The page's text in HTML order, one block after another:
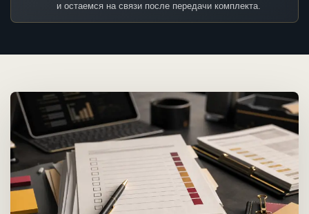
и остаемся на связи после передачи комплекта.